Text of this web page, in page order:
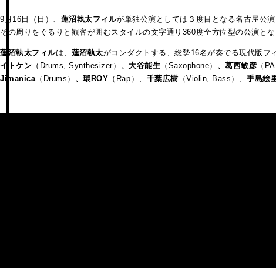
9月16日（日）、 蓮沼執太フィルが単独公演としては３度目となる名古屋公
その周りをぐるりと観客が囲むスタイルの文字通り360度全方位型の公演とな
蓮沼執太フィルは、 蓮沼執太がコンダクトする、総勢16名が奏でる現代版フ
イトケン （Drums, Synthesizer） 、大谷能生 （Saxophone） 、葛西敏彦 （PA
Jimanica（Drums） 、環ROY （Rap）、 千葉広樹 （Violin, Bass）、手島絵